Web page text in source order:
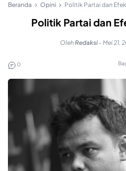
Beranda Opini Politik Partai dan
Politik Partai dan
OlehRedaksi - Mei 21,
0